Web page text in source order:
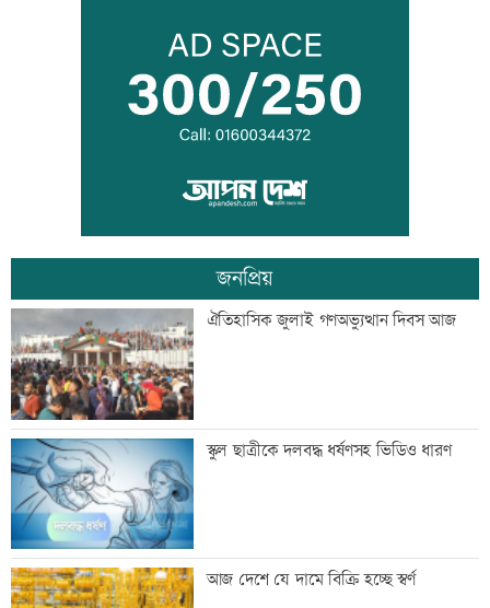
তরুণদের নেতৃত্বেই প্রযুক্তিনির্ভর উন্নয়ন হবে:
তথ্যপ্রযুক্তিমন্ত্রী
লক্ষ্মীপুর জেলা প্রশাসনের ১৪ কর্মকর্তা-
কর্মচারীর বিদায়ী সংবর্ধনা
সব শর্ত মেনে নিলে হরমুজ খুলবো: ইরান
মেসির বাবা মারা গেছেন
বিএনপি গণমাধ্যমের স্বাধীনতায় বিশ্বাস করে:
প্রতিমন্ত্রী টুকু
জনপ্রিয়
ঐতিহাসিক জুলাই গণঅভ্যুত্থান দিবস আজ
স্কুল ছাত্রীকে দলবদ্ধ ধর্ষণসহ ভিডিও ধারণ
আজ দেশে যে দামে বিক্রি হচ্ছে স্বর্ণ